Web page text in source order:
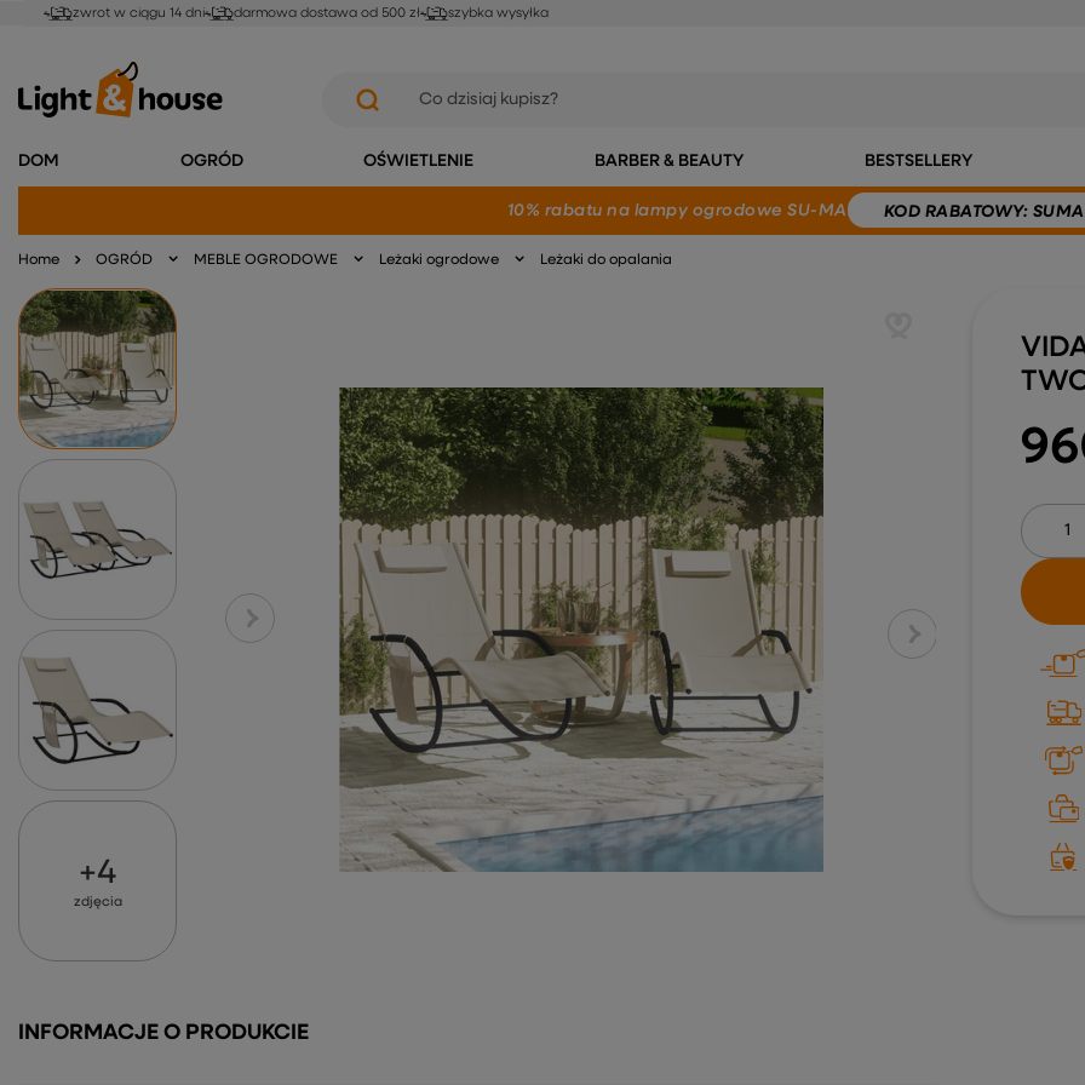
zwrot w ciągu 14 dni darmowa dostawa od 500 zł szybka wysyłka
DOM OGRÓD OŚWIETLENIE BARBER & BEAUTY BESTSELLERY
10% rabatu na lampy ogrodowe SU-MA KOD RABATOWY: SUMA
Home OGRÓD MEBLE OGRODOWE Leżaki ogrodowe Leżaki do opalania
+4
zdjęcia
INFORMACJE O PRODUKCIE